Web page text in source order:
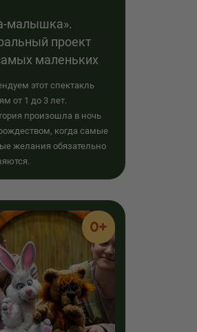
малышка».
проект
маленьких
этот спектакль
от 1 до 3 лет.
произошла в ночь
когда самые
желания обязательно
0+